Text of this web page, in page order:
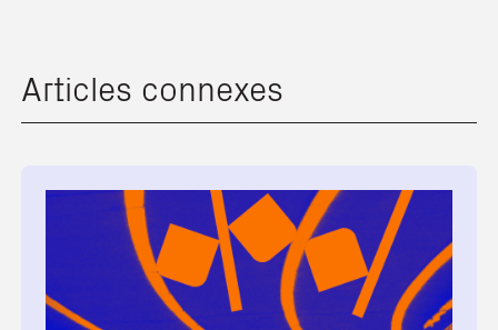
Articles connexes